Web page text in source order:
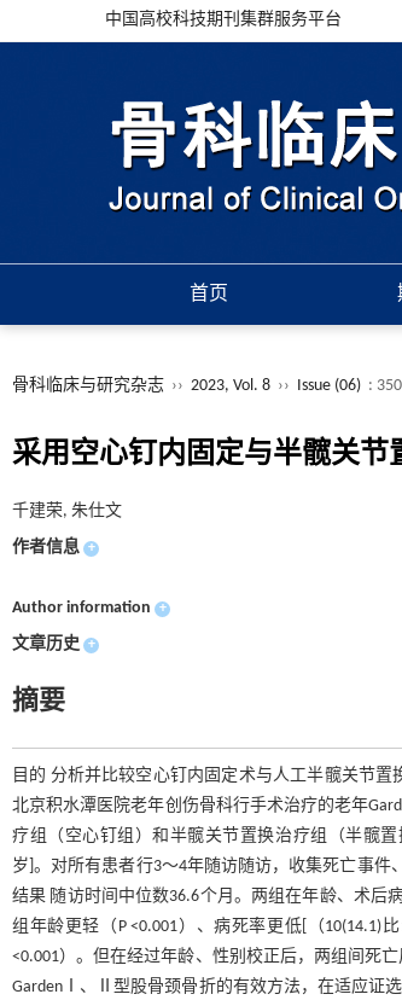
中国高校科技期刊集群服务平台
首页
骨科临床与研究杂志 ›› 2023, Vol. 8 ›› Issue (06) :
采用空心钉内固定与半髋关
千建荣, 朱仕文
作者信息 +
Author information +
文章历史 +
摘要
目的 分析并比较空心钉内固定术与人工半髋关节
北京积水潭医院老年创伤骨科行手术治疗的老年
疗组（空心钉组）和半髋关节置换治疗组（半髋置
岁]。对所有患者行3～4年随访随访，收集死亡事件
结果 随访时间中位数36.6个月。两组在年龄、术后
组年龄更轻（P <0.001）、病死率更低[（10(14.1)
<0.001）。但在经过年龄、性别校正后，两组间死
GardenⅠ、Ⅱ型股骨颈骨折的有效方法，在适应证